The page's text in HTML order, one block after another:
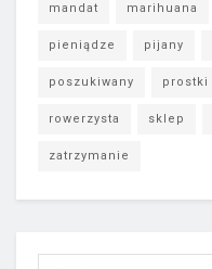
mandat marihuana
pieniądze pijany
poszukiwany prostki
rowerzysta sklep
zatrzymanie